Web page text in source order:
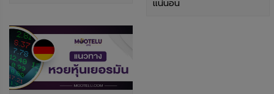
แน่นอน